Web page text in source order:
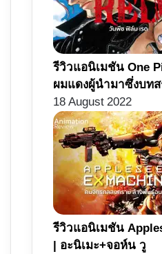
รีวิวแอนิเมชัน One
ผมแดงผู้นำมาซึ่งบทส
18 August 2022
รีวิวแอนิเมชัน
| อะนิเมะ+จอห์น วู